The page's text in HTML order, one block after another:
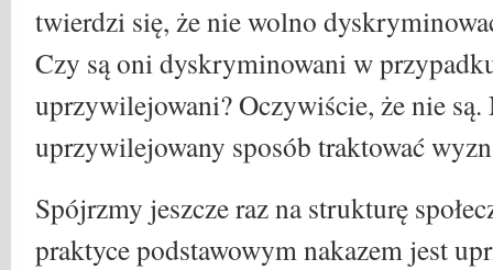
twierdzi się, że nie wolno
Czy są oni dyskryminowani w
uprzywilejowani? Oczywiście, że nie
uprzywilejowany sposób traktować
Spójrzmy jeszcze raz na strukturę
praktyce podstawowym nakazem jest